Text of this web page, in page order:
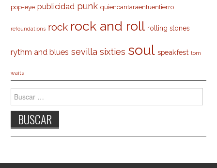
pop-eye publicidad punk quiencantaraentuentierro
refoundations rock rock and roll rolling stones
rythm and blues sevilla sixties soul speakfest tom
waits
Buscar: